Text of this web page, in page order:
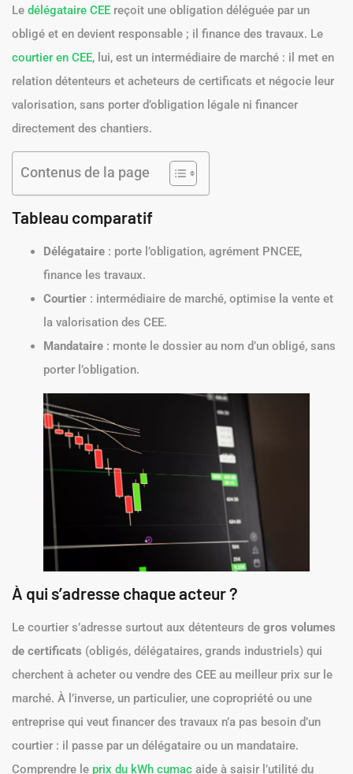
Le délégataire CEE reçoit une obligation déléguée par un
obligé et en devient responsable ; il finance des travaux. Le
courtier en CEE, lui, est un intermédiaire de marché : il met en
relation détenteurs et acheteurs de certificats et négocie leur
valorisation, sans porter d’obligation légale ni financer
directement des chantiers.
Contenus de la page
Tableau comparatif
Délégataire : porte l’obligation, agrément PNCEE,
finance les travaux.
Courtier : intermédiaire de marché, optimise la vente et
la valorisation des CEE.
Mandataire : monte le dossier au nom d’un obligé, sans
porter l’obligation.
À qui s’adresse chaque acteur ?
Le courtier s’adresse surtout aux détenteurs de gros volumes
de certificats (obligés, délégataires, grands industriels) qui
cherchent à acheter ou vendre des CEE au meilleur prix sur le
marché. À l’inverse, un particulier, une copropriété ou une
entreprise qui veut financer des travaux n’a pas besoin d’un
courtier : il passe par un délégataire ou un mandataire.
Comprendre le prix du kWh cumac aide à saisir l’utilité du